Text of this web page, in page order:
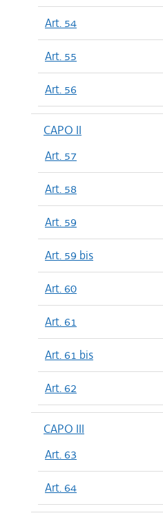
Art. 54
Art. 55
Art. 56
CAPO II
Art. 57
Art. 58
Art. 59
Art. 59 bis
Art. 60
Art. 61
Art. 61 bis
Art. 62
CAPO III
Art. 63
Art. 64